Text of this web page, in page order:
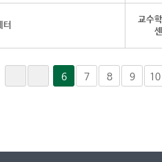
교수
6 7 8 9 10